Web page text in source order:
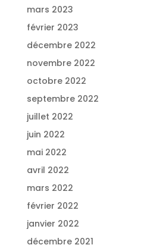
mars 2023
février 2023
décembre 2022
novembre 2022
octobre 2022
septembre 2022
juillet 2022
juin 2022
mai 2022
avril 2022
mars 2022
février 2022
janvier 2022
décembre 2021